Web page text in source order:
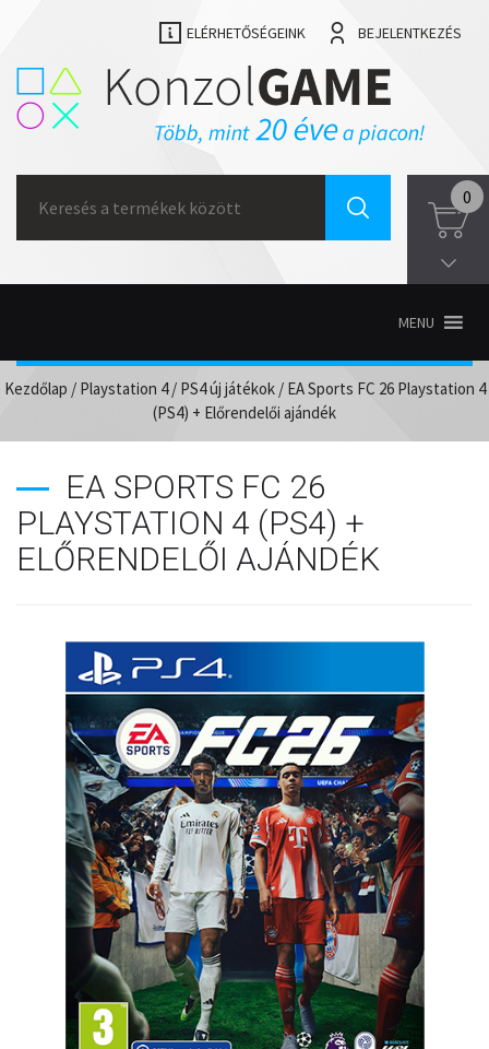
ELÉRHETŐSÉGEINK BEJELENTKEZÉS
for:
0
MENU
Kezdőlap / Playstation 4/ PS4 új játékok/ EA Sports FC 26 Playstation 4
(PS4) + Előrendelői ajándék
EA SPORTS FC 26
PLAYSTATION 4 (PS4) +
ELŐRENDELŐI AJÁNDÉK